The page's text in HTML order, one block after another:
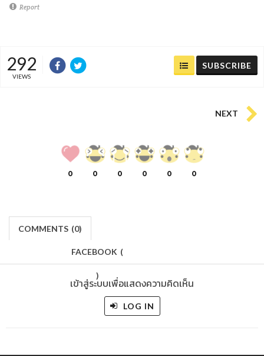
Report
292
VIEWS
SUBSCRIBE
NEXT
0 0 0 0 0 0
COMMENTS (0)
FACEBOOK (
)
เข้าสู่ระบบเพื่อแสดงความคิดเห็น
LOG IN